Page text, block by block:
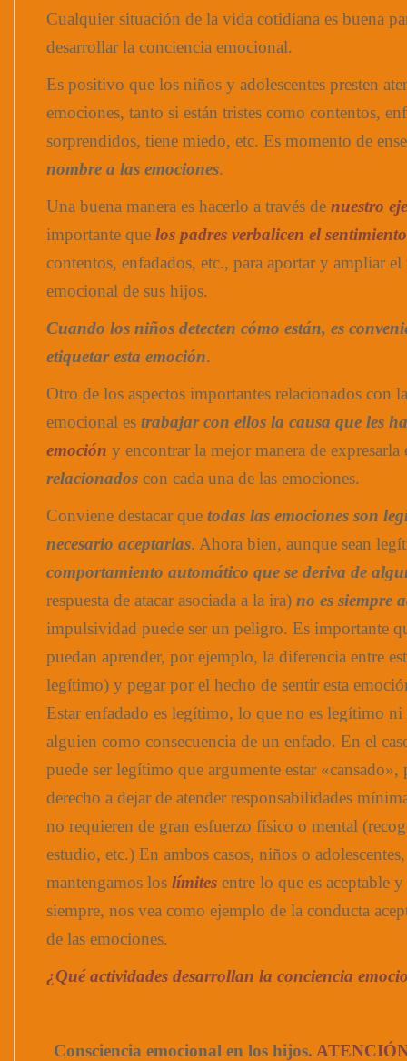
Cualquier situación de la vida cotidiana es buena
desarrollar la conciencia emocional.
Es positivo que los niños y adolescentes presten
emociones, tanto si están tristes como contentos,
sorprendidos, tiene miedo, etc. Es momento de
nombre a las emociones.
Una buena manera es hacerlo a través de nuestro
importante que los padres verbalicen el sentimiento
contentos, enfadados, etc., para aportar y ampliar
emocional de sus hijos.
Cuando los niños detecten cómo están, es
etiquetar esta emoción.
Otro de los aspectos importantes relacionados con
emocional es trabajar con ellos la causa que les
emoción y encontrar la mejor manera de
relacionados con cada una de las emociones.
Conviene destacar que todas las emociones son
necesario aceptarlas. Ahora bien, aunque sean
comportamiento automático que se deriva de
respuesta de atacar asociada a la ira) no es siempre
impulsividad puede ser un peligro. Es importante
puedan aprender, por ejemplo, la diferencia entre
legítimo) y pegar por el hecho de sentir esta
Estar enfadado es legítimo, lo que no es legítimo ni
alguien como consecuencia de un enfado. En el
puede ser legítimo que argumente estar «cansado»,
derecho a dejar de atender responsabilidades
no requieren de gran esfuerzo físico o mental
estudio, etc.) En ambos casos, niños o
mantengamos los límites entre lo que es aceptable
siempre, nos vea como ejemplo de la conducta
de las emociones.
¿Qué actividades desarrollan la conciencia
Consciencia emocional en los hijos.